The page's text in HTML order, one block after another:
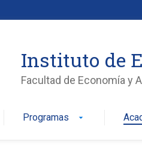
Instituto de
Facultad de Economía y
Programas arrow_drop_down